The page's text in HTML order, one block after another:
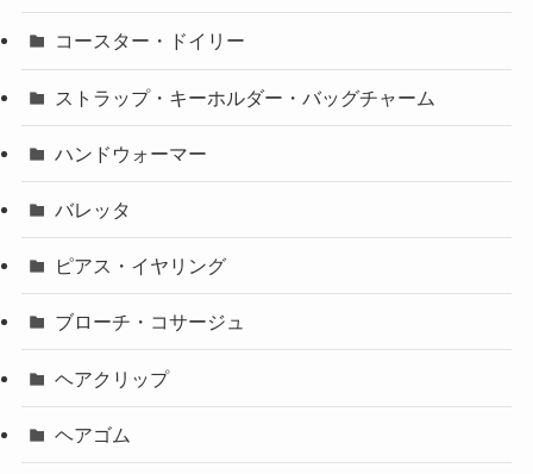
コースター・ドイリー
ストラップ・キーホルダー・バッグチャーム
ハンドウォーマー
バレッタ
ピアス・イヤリング
ブローチ・コサージュ
ヘアクリップ
ヘアゴム